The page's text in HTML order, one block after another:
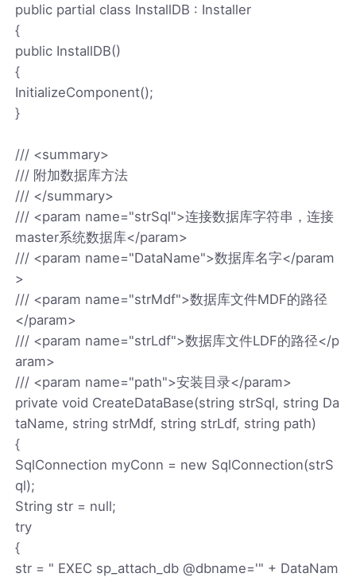
public partial class InstallDB : Installer
{
public InstallDB()
{
InitializeComponent();
}
/// <summary>
/// 附加数据库方法
/// </summary>
/// <param name="strSql">连接数据库字符串，连接
master系统数据库</param>
/// <param name="DataName">数据库名字</param
>
/// <param name="strMdf">数据库文件MDF的路径
</param>
/// <param name="strLdf">数据库文件LDF的路径</p
aram>
/// <param name="path">安装目录</param>
private void CreateDataBase(string strSql, string Da
taName, string strMdf, string strLdf, string path)
{
SqlConnection myConn = new SqlConnection(strS
ql);
String str = null;
try
{
str = " EXEC sp_attach_db @dbname='" + DataNam